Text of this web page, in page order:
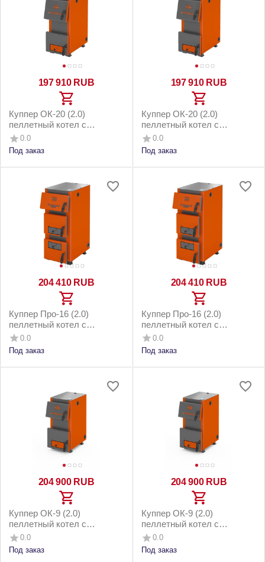
197 910 RUB
Куппер ОК-20 (2.0)
пеллетный котел с
горелкой 26 Норма 3.0 и
напольным бункером до
200м2
0.0
Под заказ
197 910 RUB
Куппер ОК-20 (2.0)
пеллетный котел с
горелкой 26 Норма 3.0 и
котельным бункером 200м2
0.0
Под заказ
204 410 RUB
Куппер Про-16 (2.0)
пеллетный котел с
горелкой 26 Норма 3.0 и
котельным бункером 160м2
0.0
Под заказ
204 410 RUB
Куппер Про-16 (2.0)
пеллетный котел с
горелкой 26 Норма 3.0 и
напольным бункером до
160м2
0.0
Под заказ
204 900 RUB
Куппер ОК-9 (2.0)
пеллетный котел с
горелкой 26 Комфорт 3.0 и
напольным бункером до
90м2
0.0
Под заказ
204 900 RUB
Куппер ОК-9 (2.0)
пеллетный котел с
горелкой 26 Комфорт 3.0 и
котельным бункером до
90м2
0.0
Под заказ